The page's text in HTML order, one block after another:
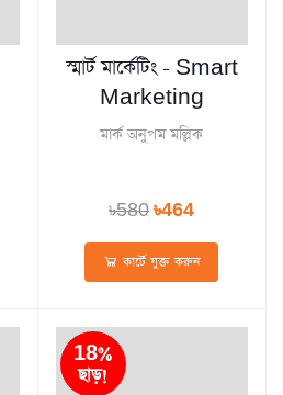
স্মার্ট মার্কেটিং - Smart
Marketing
মার্ক অনুপম মল্লিক
৳580৳464
কার্টে যুক্ত করুন
18%
ছাড়!